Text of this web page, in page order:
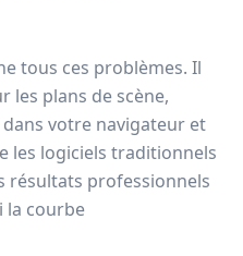
tous ces problèmes. Il
les plans de scène,
votre navigateur et
les logiciels traditionnels
résultats professionnels
la courbe